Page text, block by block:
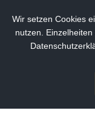
Wir setzen Cookies
nutzen.